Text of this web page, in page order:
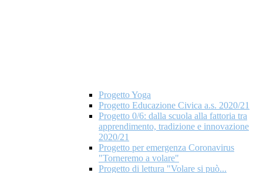
Progetto Yoga
Progetto Educazione Civica a.s. 2020/21
Progetto 0/6: dalla scuola alla fattoria tra
apprendimento, tradizione e innovazione
2020/21
Progetto per emergenza Coronavirus
"Torneremo a volare"
Progetto di lettura "Volare si può...